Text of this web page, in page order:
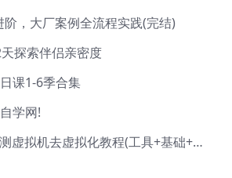
，大厂案例全流程实践(完结)
探索伴侣亲密度
课1-6季合集
学网!
VMware过检测虚拟机去虚拟化教程(工具+基础+进阶)